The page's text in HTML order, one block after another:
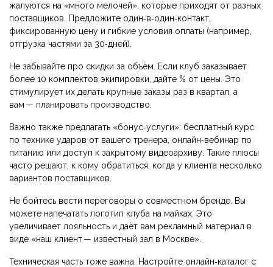
жалуются на «много мелочей», которые приходят от разных
поставщиков. Предложите один‑в‑один‑контакт,
фиксированную цену и гибкие условия оплаты (например,
отгрузка частями за 30‑дней).
Не забывайте про скидки за объём. Если клуб заказывает
более 10 комплектов экипировки, дайте % от цены. Это
стимулирует их делать крупные заказы раз в квартал, а
вам — планировать производство.
Важно также предлагать «бонус‑услуги»: бесплатный курс
по технике ударов от вашего тренера, онлайн‑вебинар по
питанию или доступ к закрытому видеоархиву. Такие плюсы
часто решают, к кому обратиться, когда у клиента несколько
вариантов поставщиков.
Не бойтесь вести переговоры о совместном бренде. Вы
можете напечатать логотип клуба на майках. Это
увеличивает лояльность и даёт вам рекламный материал в
виде «наш клиент — известный зал в Москве».
Техническая часть тоже важна. Настройте онлайн‑каталог с